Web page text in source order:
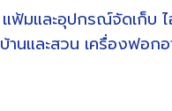
แฟ้มและอุปกรณ์จัดเก็บ
บ้านและสวน เครื่องฟอก